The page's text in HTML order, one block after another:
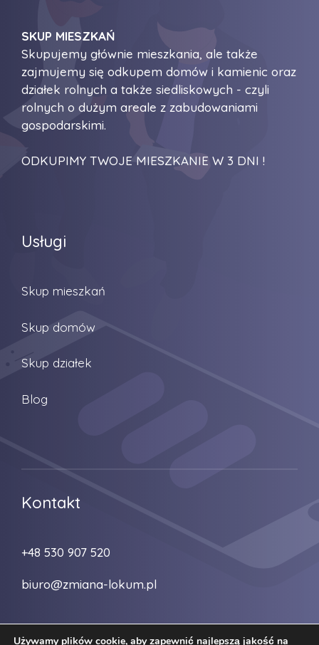
SKUP MIESZKAŃ
Skupujemy głównie mieszkania, ale także
zajmujemy się odkupem domów i kamienic oraz
działek rolnych a także siedliskowych - czyli
rolnych o dużym areale z zabudowaniami
gospodarskimi.
ODKUPIMY TWOJE MIESZKANIE W 3 DNI !
Usługi
Skup mieszkań
Skup domów
Skup działek
Blog
Kontakt
+48 530 907 520
biuro@zmiana-lokum.pl
Używamy plików cookie, aby zapewnić najlepszą jakość na